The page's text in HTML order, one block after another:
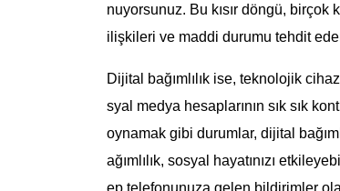
nuyorsunuz. Bu kısır döngü, birçok
ilişkileri ve maddi durumu tehdit
Dijital bağımlılık ise, teknolojik
syal medya hesaplarının sık sık
oynamak gibi durumlar, dijital
ağımlılık, sosyal hayatınızı
ep telefonunuza gelen bildirimler